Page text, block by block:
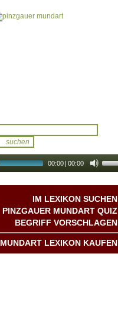
00:00 | 00:00
IM LEXIKON SUCHEN
PINZGAUER MUNDART QUIZ
BEGRIFF VORSCHLAGEN
MUNDART LEXIKON KAUFEN